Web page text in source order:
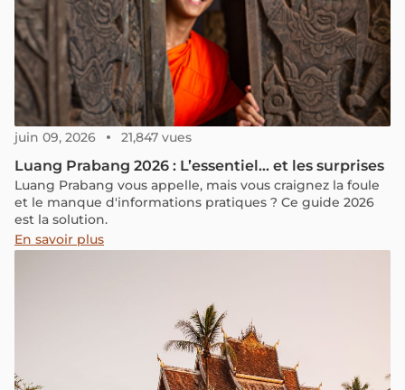
juin 09, 2026 21,847 vues
Luang Prabang 2026 : L’essentiel… et les surprises
Luang Prabang vous appelle, mais vous craignez la foule
et le manque d'informations pratiques ? Ce guide 2026
est la solution.
En savoir plus